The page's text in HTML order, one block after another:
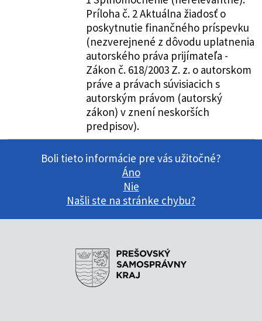
Príloha č. 2 Aktuálna žiadosť o
poskytnutie finančného príspevku
(nezverejnené z dôvodu uplatnenia
autorského práva prijímateľa -
Zákon č. 618/2003 Z. z. o autorskom
práve a právach súvisiacich s
autorským právom (autorský
zákon) v znení neskorších
predpisov).
Boli tieto informácie pre vás užitočné?
Áno
Nie
Našli ste na stránke chybu?